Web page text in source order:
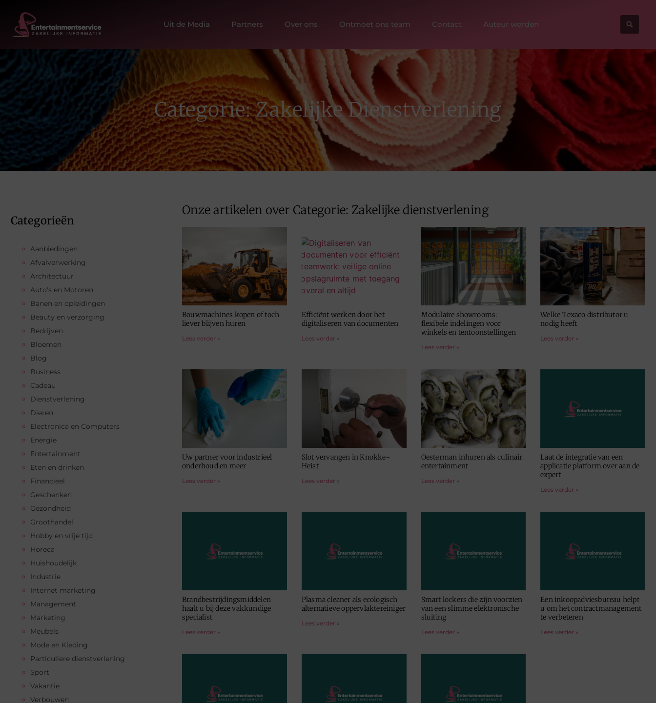
Uit de Media Partners Over ons Ontmoet ons team Contact Auteur worden
Categorie: Zakelijke Dienstverlening
Categorieën
Aanbiedingen
Afvalverwerking
Architectuur
Auto's en Motoren
Banen en opleidingen
Beauty en verzorging
Bedrijven
Bloemen
Blog
Business
Cadeau
Dienstverlening
Dieren
Electronica en Computers
Energie
Entertainment
Eten en drinken
Financieel
Geschenken
Gezondheid
Groothandel
Hobby en vrije tijd
Horeca
Huishoudelijk
Industrie
Internet marketing
Management
Marketing
Meubels
Mode en Kleding
Particuliere dienstverlening
Sport
Vakantie
Verbouwen
Onze artikelen over Categorie: Zakelijke dienstverlening
Bouwmachines kopen of toch
liever blijven huren
Lees verder »
Efficiënt werken door het
digitaliseren van documenten
Lees verder »
Modulaire showrooms:
flexibele indelingen voor
winkels en tentoonstellingen
Lees verder »
Welke Texaco distributor u
nodig heeft
Lees verder »
Uw partner voor industrieel
onderhoud en meer
Lees verder »
Slot vervangen in Knokke-
Heist
Lees verder »
Oesterman inhuren als culinair
entertainment
Lees verder »
Laat de integratie van een
applicatie platform over aan de
expert
Lees verder »
Brandbestrijdingsmiddelen
haalt u bij deze vakkundige
specialist
Lees verder »
Plasma cleaner als ecologisch
alternatieve oppervlaktereiniger
Lees verder »
Smart lockers die zijn voorzien
van een slimme elektronische
sluiting
Lees verder »
Een inkoopadviesbureau helpt
u om het contractmanagement
te verbeteren
Lees verder »